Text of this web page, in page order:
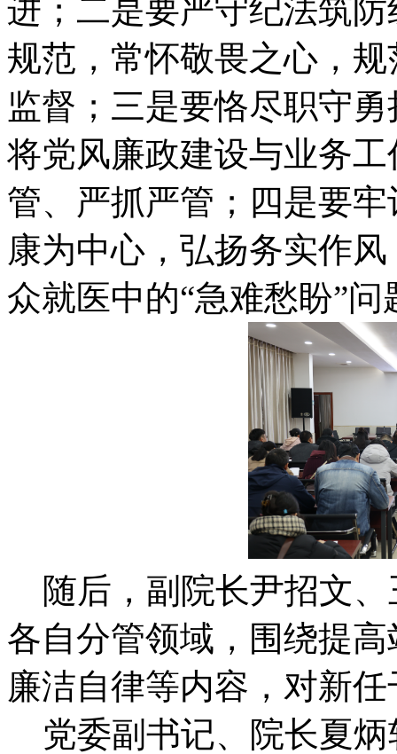
进；二是要严守纪法筑
规范，常怀敬畏之心，
监督；三是要恪尽职守
将党风廉政建设与业务
管、严抓严管；四是要
康为中心，弘扬务实作
众就医中的“急难愁盼”问
随后，副院长尹招文、
各自分管领域，围绕提
廉洁自律等内容，对新
党委副书记、院长夏炳